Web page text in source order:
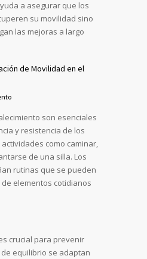
a asegurar que los
su movilidad sino
las mejoras a largo
de Movilidad en el
son esenciales
y resistencia de los
como caminar,
de una silla. Los
rutinas que se pueden
elementos cotidianos
crucial para prevenir
equilibrio se adaptan